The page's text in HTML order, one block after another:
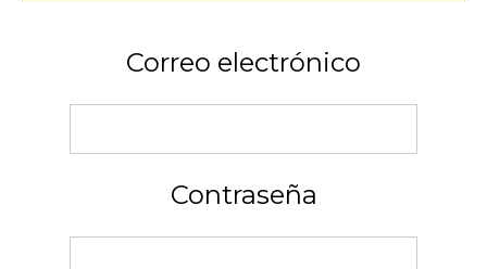
Correo electrónico
Contraseña